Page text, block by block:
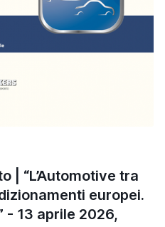
| “L’Automotive tra
europei.
- 13 aprile 2026,